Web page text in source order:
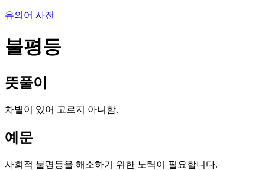
유의어 사전
불평등
뜻풀이
차별이 있어 고르지 아니함.
예문
사회적 불평등을 해소하기 위한 노력이 필요합니다.